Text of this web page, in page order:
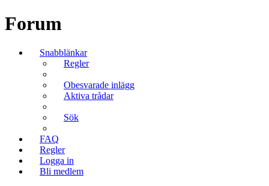
Forum
Snabblänkar
Regler
Obesvarade inlägg
Aktiva trådar
Sök
FAQ
Regler
Logga in
Bli medlem